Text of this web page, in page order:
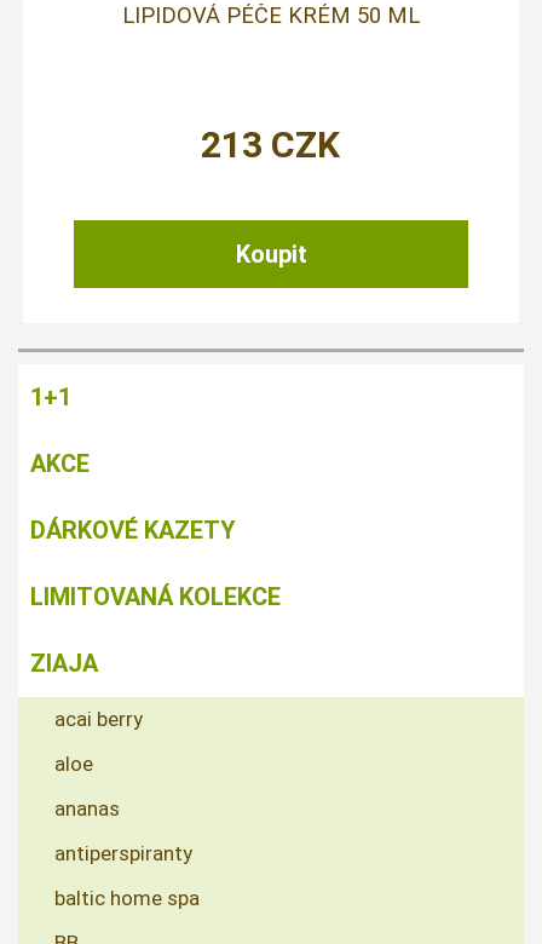
LIPIDOVÁ PÉČE KRÉM 50 ML
213 CZK
1+1
AKCE
DÁRKOVÉ KAZETY
LIMITOVANÁ KOLEKCE
ZIAJA
acai berry
aloe
ananas
antiperspiranty
baltic home spa